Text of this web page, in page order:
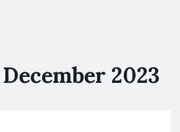
December 2023